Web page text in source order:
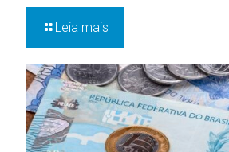
Leia mais